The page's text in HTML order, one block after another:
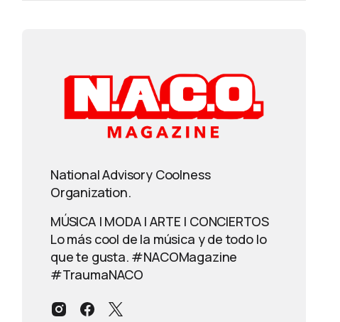
National Advisory Coolness
Organization.
MÚSICA | MODA | ARTE | CONCIERTOS
Lo más cool de la música y de todo lo
que te gusta. #NACOMagazine
#TraumaNACO